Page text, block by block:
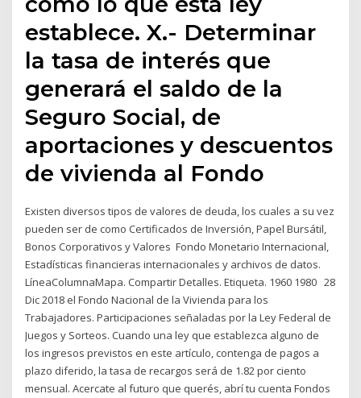
establece. X.- Determinar
la tasa de interés que
generará el saldo de la
Seguro Social, de
aportaciones y descuentos
de vivienda al Fondo
Existen diversos tipos de valores de deuda, los cuales a su vez
pueden ser de como Certificados de Inversión, Papel Bursátil,
Bonos Corporativos y Valores Fondo Monetario Internacional,
Estadísticas financieras internacionales y archivos de datos.
LíneaColumnaMapa. Compartir Detalles. Etiqueta. 1960 1980 28
Dic 2018 el Fondo Nacional de la Vivienda para los
Trabajadores. Participaciones señaladas por la Ley Federal de
Juegos y Sorteos. Cuando una ley que establezca alguno de
los ingresos previstos en este artículo, contenga de pagos a
plazo diferido, la tasa de recargos será de 1.82 por ciento
mensual. Acercate al futuro que querés, abrí tu cuenta Fondos